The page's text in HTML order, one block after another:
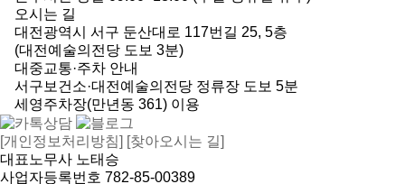
오시는 길
대전광역시 서구 둔산대로 117번길 25, 5층
(대전예술의전당 도보 3분)
대중교통·주차 안내
서구보건소·대전예술의전당 정류장 도보 5분
세영주차장(만년동 361) 이용
[개인정보처리방침] [찾아오시는 길]
대표노무사 노태승
사업자등록번호 782-85-00389